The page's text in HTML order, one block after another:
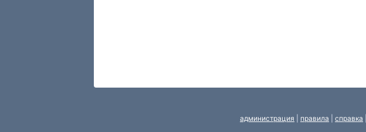
администрация правила справка